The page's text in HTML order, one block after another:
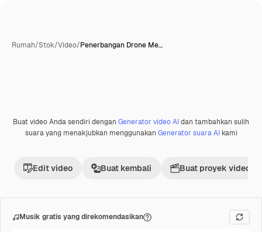
Rumah/Stok/Video/Penerbangan Drone Me…
Buat video Anda sendiri dengan Generator video AIdan tambahkan sulih
suara yang menakjubkan menggunakan Generator suara AIkami
Edit video Buat kembali Buat proyek video
Musik gratis yang direkomendasikan